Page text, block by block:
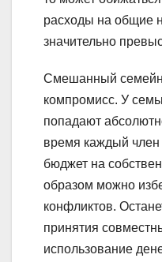
расходы на общие
значительно
Смешанный
компромисс. У
попадают
время каждый
бюджет на
образом можно
конфликтов.
принятия
использование